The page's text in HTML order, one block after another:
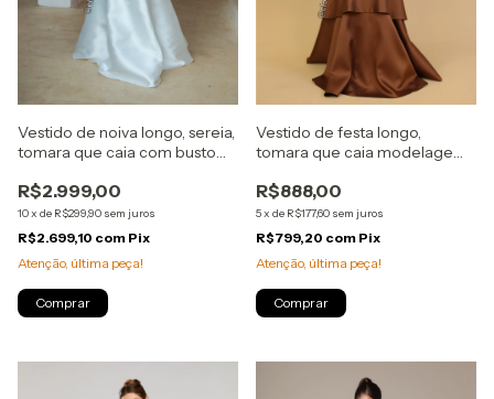
Vestido de noiva longo, sereia,
tomara que caia com busto
removíveis - Off White
R$2.999,00
10x de R$299,90 sem juros
R$2.699,10 com Pix
Atenção, última peça!
Comprar
Vestido de festa longo,
tomara que caia modelagem
Marrom
R$888,00
5x de R$177,60 sem juros
R$799,20 com Pix
Atenção, última peça!
Comprar